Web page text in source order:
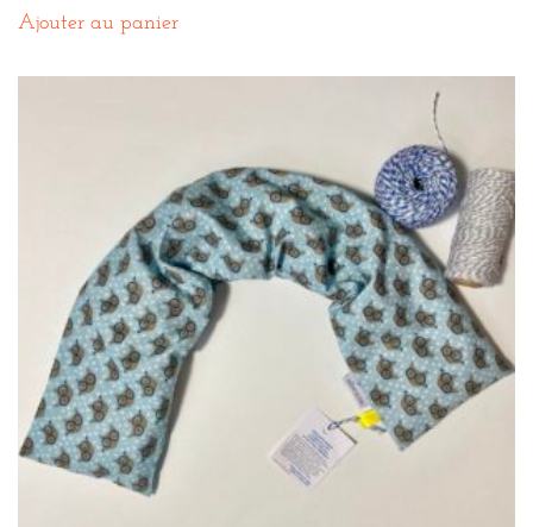
Ajouter au panier